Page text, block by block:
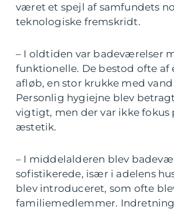
været et spejl af samfundets
teknologiske fremskridt.
– I oldtiden var badeværelser
funktionelle. De bestod ofte af
afløb, en stor krukke med
Personlig hygiejne blev
vigtigt, men der var ikke fokus
æstetik.
– I middelalderen blev
sofistikerede, især i adelens
blev introduceret, som ofte
familiemedlemmer.